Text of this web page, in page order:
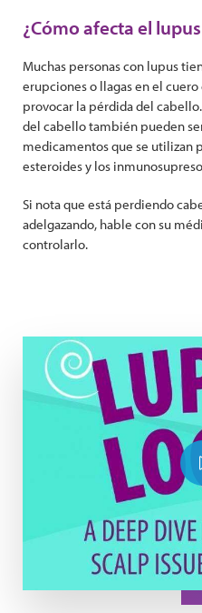
¿Cómo afecta el
Muchas personas con lupus
erupciones o llagas en el
provocar la pérdida del
del cabello también pueden
medicamentos que se utilizan
esteroides y los
Si nota que está perdiendo
adelgazando, hable con su
controlarlo.
YouTube Thumbnail